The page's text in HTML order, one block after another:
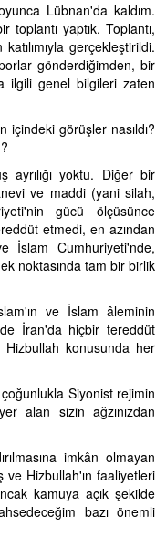
Lübnan'da kaldım.
yaptık. Toplantı,
gerçekleştirildi.
gönderdiğimden, bir
ilgili genel bilgileri zaten
içindeki görüşler nasıldı?
yoktu. Diğer bir
ve maddi (yani silah,
gücü ölçüsünce
etmedi, en azından
İslam Cumhuriyeti'nde,
noktasında tam bir birlik
ve İslam âleminin
İran'da hiçbir tereddüt
Hizbullah konusunda her
Siyonist rejimin
alan sizin ağzınızdan
imkân olmayan
Hizbullah'ın faaliyetleri
kamuya açık şekilde
bazı önemli